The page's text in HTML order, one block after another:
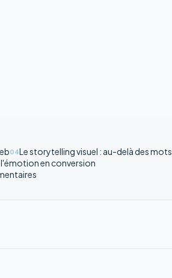
04Le storytelling visuel : au-delà des mots
en conversion